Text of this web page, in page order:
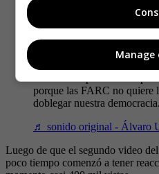
Desde Aranjuez, Medellín.
hablará con el gobierno,
en el diálogo con las FARC,
porque las FARC no quiere
doblegar nuestra democracia.
♬ sonido original - Álvaro
Luego de que el segundo video
poco tiempo comenzó a tener
Manage